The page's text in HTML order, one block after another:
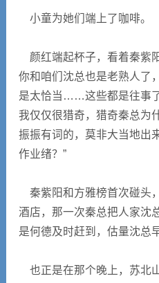
小童为她们端上了咖啡。
颜红端起杯子，看着秦紫
你和咱们沈总也是老熟人了
是太恰当……这些都是往事
我仅仅很猎奇，猎奇秦总为
振振有词的，莫非大当地出
作业绪？”
秦紫阳和方雅榜首次碰头
酒店，那一次秦总把人家沈
是何德及时赶到，估量沈总
也正是在那个晚上，苏北